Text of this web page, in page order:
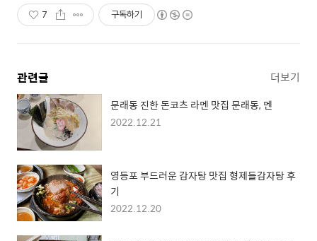
7 구독하기
관련글 더보기
문래동 진한 돈코츠 라멘 맛집 문래동, 멘
2022.12.21
영등포 부드러운 감자탕 맛집 형제들감자탕 후
기
2022.12.20